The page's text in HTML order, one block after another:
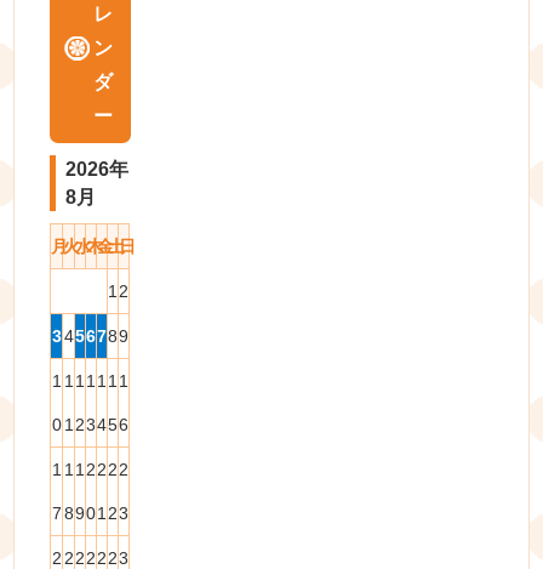
レ
ン
ダ
ー
2026年
8月
月火水木金土日
1 2
3456789
1
0
1
1
1
2
1
3
1
4
1
5
1
6
1
7
1
8
1
9
2
0
2
1
2
2
2
3
2 222223